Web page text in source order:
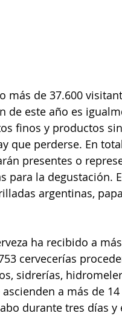
más de 37.600
de este año es
finos y productos
que perderse. En
presentes o
para la degustación.
argentinas,
ha recibido a
cervecerías
sidrerías,
a más de
durante tres días y